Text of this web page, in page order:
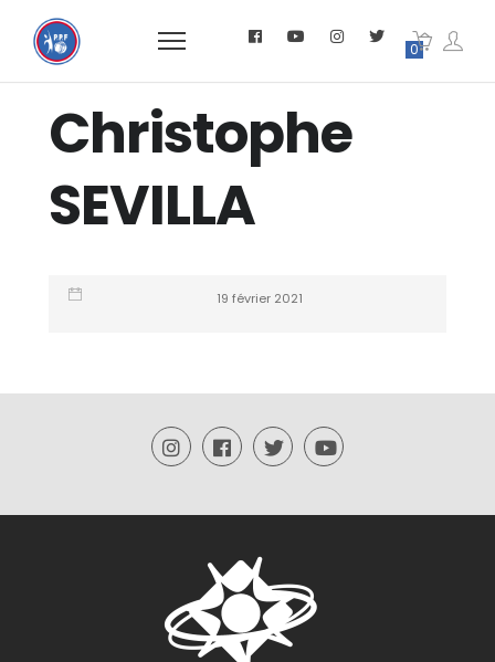
0
Christophe
SEVILLA
19 février 2021